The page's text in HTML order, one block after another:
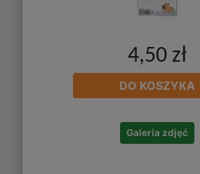
4,50 zł
DO KOSZYKA
Galeria zdjęć